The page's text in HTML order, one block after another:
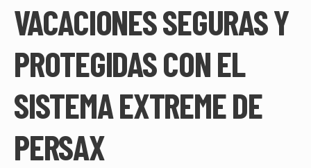
VACACIONES SEGURAS Y
PROTEGIDAS CON EL
SISTEMA EXTREME DE
PERSAX